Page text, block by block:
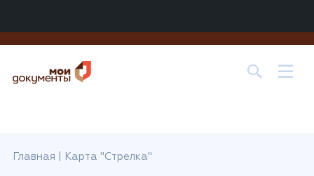
Главная Карта "Стрелка"